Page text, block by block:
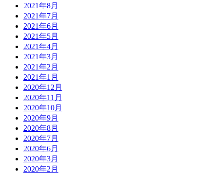
2021年8月
2021年7月
2021年6月
2021年5月
2021年4月
2021年3月
2021年2月
2021年1月
2020年12月
2020年11月
2020年10月
2020年9月
2020年8月
2020年7月
2020年6月
2020年3月
2020年2月